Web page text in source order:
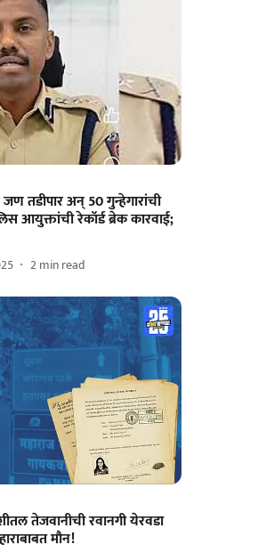
तडीपार अन्‌ 50 गुन्हेगारांची
आयुक्तांची रेकॉर्ड ब्रेक कारवाई;
2min read
तेजवानीची रवानगी येरवडा
मौन!